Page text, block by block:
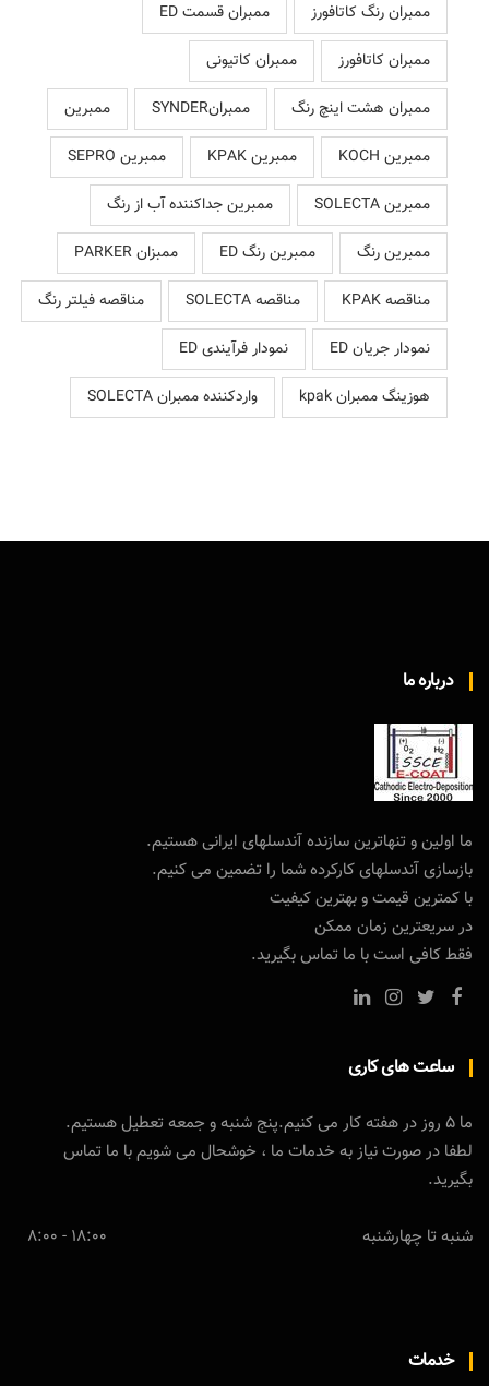
ممبران رنگ کاتافورز
ممبران قسمت ED
ممبران کاتافورز
ممبران کاتیونی
ممبران هشت اینچ رنگ
ممبرانSYNDER
ممبرین
ممبرین KOCH
ممبرین KPAK
ممبرین SEPRO
ممبرین SOLECTA
ممبرین جداکننده آب از رنگ
ممبرین رنگ
ممبرین رنگ ED
ممبزان PARKER
مناقصه KPAK
مناقصه SOLECTA
مناقصه فیلتر رنگ
نمودار جریان ED
نمودار فرآیندی ED
هوزینگ ممبران kpak
واردکننده ممبران SOLECTA
درباره ما
ما اولین و تنهاترین سازنده آندسلهای ایرانی هستیم.
بازسازی آندسلهای کارکرده شما را تضمین می کنیم.
با کمترین قیمت و بهترین کیفیت
در سریعترین زمان ممکن
فقط کافی است با ما تماس بگیرید.
ساعت های کاری
ما 5 روز در هفته کار می کنیم.پنج شنبه و جمعه تعطیل هستیم.
لطفا در صورت نیاز به خدمات ما ، خوشحال می شویم با ما تماس
بگیرید.
شنبه تا چهارشنبه 18:00 - 8:00
خدمات